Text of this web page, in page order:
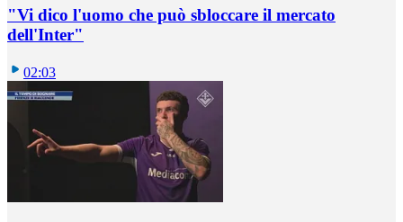
"Vi dico l'uomo che può sbloccare il mercato
dell'Inter"
02:03